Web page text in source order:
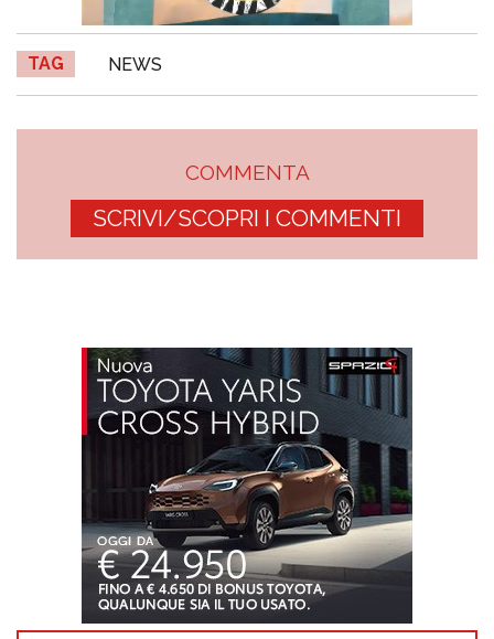
TAG NEWS
COMMENTA
SCRIVI/SCOPRI I COMMENTI